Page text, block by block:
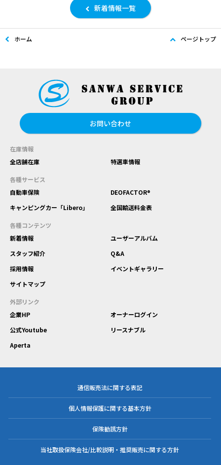
新着情報一覧
ホーム ページトップ
お問い合わせ
在庫情報
全店舗在庫
特選車情報
各種サービス
自動車保険
DEOFACTOR®
キャンピングカー「Libero」
全国輸送料金表
各種コンテンツ
新着情報
ユーザーアルバム
スタッフ紹介
Q&A
採用情報
イベントギャラリー
サイトマップ
外部リンク
企業HP
オーナーログイン
公式Youtube
リースナブル
Aperta
通信販売法に関する表記
個人情報保護に関する基本方針
保険勧誘方針
当社取扱保険会社/比較説明・推奨販売に関する方針